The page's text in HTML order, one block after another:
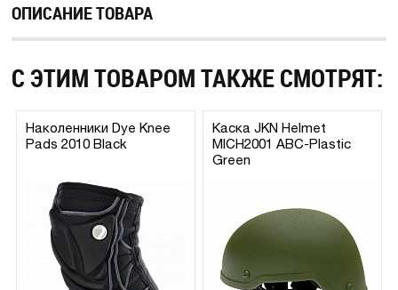
ОПИСАНИЕ ТОВАРА
С ЭТИМ ТОВАРОМ ТАКЖЕ СМОТРЯТ:
Наколенники Dye Knee
Pads 2010 Black
Каска JKN Helmet
MICH2001 ABC-Plastic
Green